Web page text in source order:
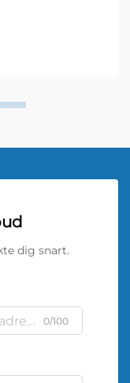
dig snart.
0/100